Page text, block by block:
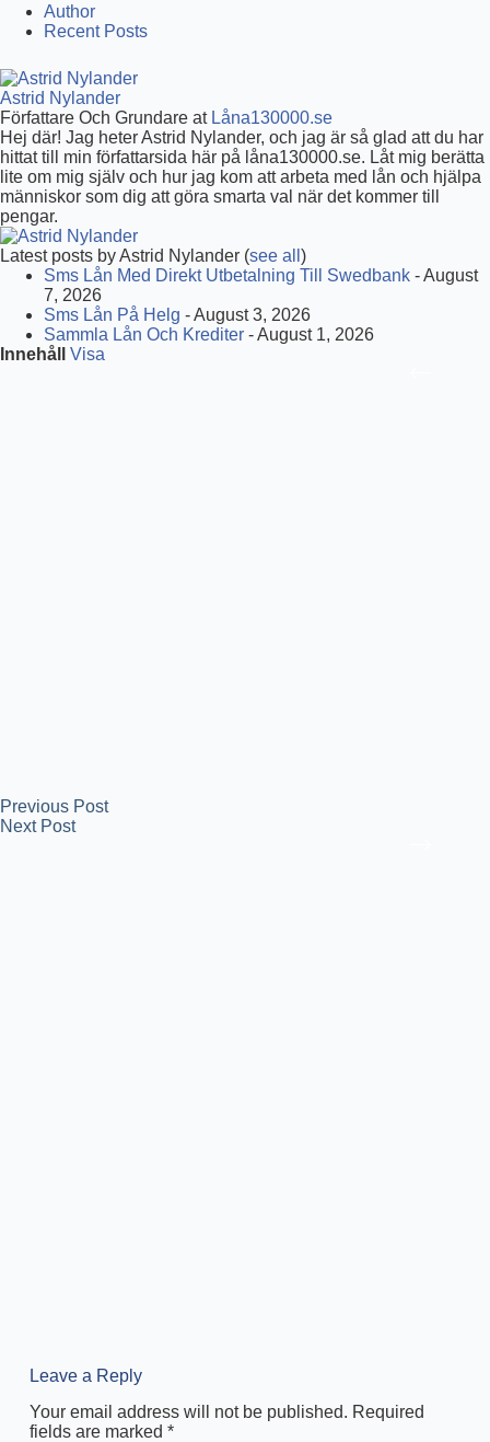
Author
Recent Posts
Astrid Nylander
Författare Och Grundare at Låna130000.se
Hej där! Jag heter Astrid Nylander, och jag är så glad att du har
hittat till min författarsida här på låna130000.se. Låt mig berätta
lite om mig själv och hur jag kom att arbeta med lån och hjälpa
människor som dig att göra smarta val när det kommer till
pengar.
Latest posts by Astrid Nylander (see all )
Sms Lån Med Direkt Utbetalning Till Swedbank - August
7, 2026
Sms Lån På Helg - August 3, 2026
Sammla Lån Och Krediter - August 1, 2026
Innehåll
Visa
Previous Post
Next Post
Leave a Reply
Your email address will not be published. Required
fields are marked *